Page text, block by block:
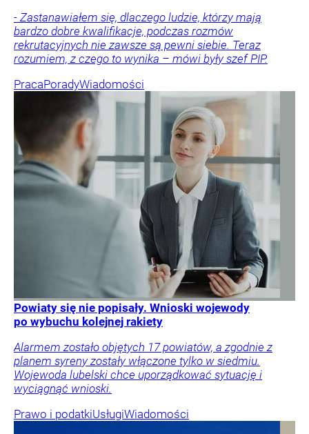
- Zastanawiałem się, dlaczego ludzie, którzy mają
bardzo dobre kwalifikacje, podczas rozmów
rekrutacyjnych nie zawsze są pewni siebie. Teraz
rozumiem, z czego to wynika – mówi były szef PIP.
PracaPoradyWiadomości
Powiaty się nie popisały. Wnioski wojewody
po wybuchu kolejnej rakiety
Alarmem zostało objętych 17 powiatów, a zgodnie z
planem syreny zostały włączone tylko w siedmiu.
Wojewoda lubelski chce uporządkować sytuację i
wyciągnąć wnioski.
Prawo i podatkiUsługiWiadomości